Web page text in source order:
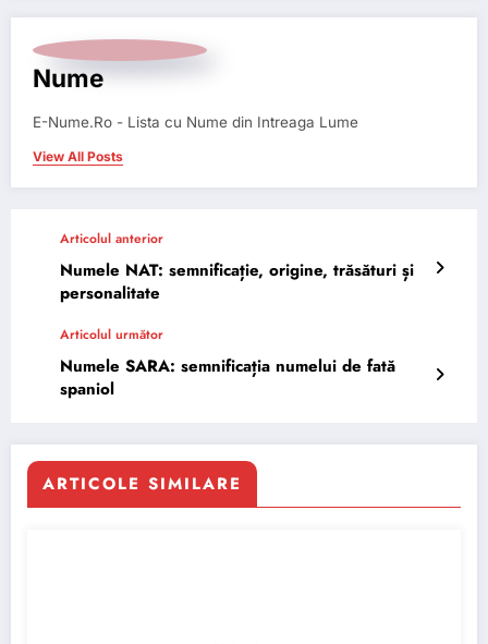
Nume
E-Nume.Ro - Lista cu Nume din Intreaga Lume
View All Posts
Articolul anterior
Numele NAT: semnificație, origine, trăsături și
personalitate
Articolul următor
Numele SARA: semnificația numelui de fată
spaniol
ARTICOLE SIMILARE